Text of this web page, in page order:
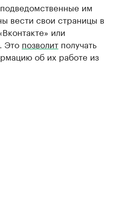
им
вести свои страницы в
или
Это позволит получать
об их работе из